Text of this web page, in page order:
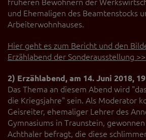
früheren Bewohnern der
und Ehemaligen des Beamtenstocks
Arbeiterwohnhauses.
Hier geht es zum Bericht und den
Erzählabend der Sonderausstellung
2) Erzählabend, am 14. Juni 2018,
Das Thema an diesem Abend wird
die Kriegsjahre" sein. Als Moderator
Geisreiter, ehemaliger Lehrer des
Gymnasiums in Traunstein,
Achthaler befragt, die diese